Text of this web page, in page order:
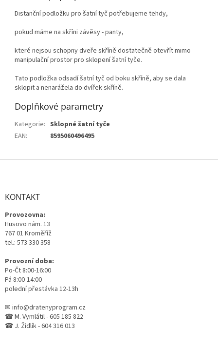
Distanční podložku pro šatní tyč potřebujeme tehdy,
pokud máme na skříni závěsy - panty,
které nejsou schopny dveře skříně dostatečně otevřít mimo
manipulační prostor pro sklopení šatní tyče.
Tato podložka odsadí šatní tyč od boku skříně, aby se dala
sklopit a nenarážela do dvířek skříně.
Doplňkové parametry
Kategorie: Sklopné šatní tyče
EAN: 8595060496495
Z
KONTAKT
Provozovna:
Husovo nám. 13
767 01 Kroměříž
tel.: 573 330 358
Provozní doba:
Po-Čt 8:00-16:00
Pá 8:00-14:00
polední přestávka 12-13h
✉ info@dratenyprogram.cz
☎ M. Vymlátil - 605 185 822
☎ J. Židlík - 604 316 013